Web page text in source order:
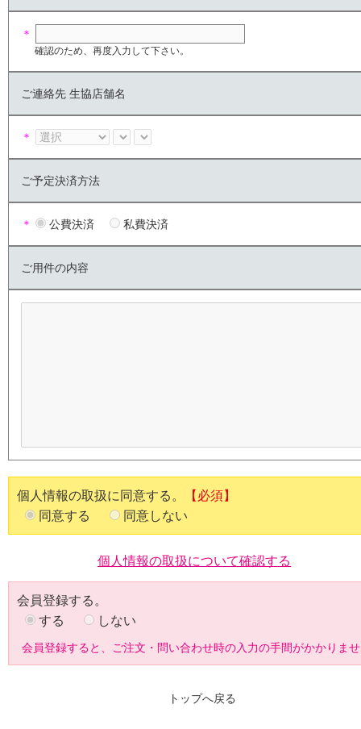
＊
確認のため、再度入力して下さい。
ご連絡先 生協店舗名
＊
ご予定決済方法
＊ 公費決済 私費決済
ご用件の内容
個人情報の取扱に同意する。
【必須】
同意する
同意しない
個人情報の取扱について確認する
会員登録する。
する
しない
会員登録すると、ご注文・問い合わせ時の入力の手間がかかりま
トップへ戻る